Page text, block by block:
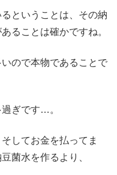
ということは、その納
ることは確かですね。
ので本物であることで
ぎです…。
してお金を払ってま
菌水を作るより、